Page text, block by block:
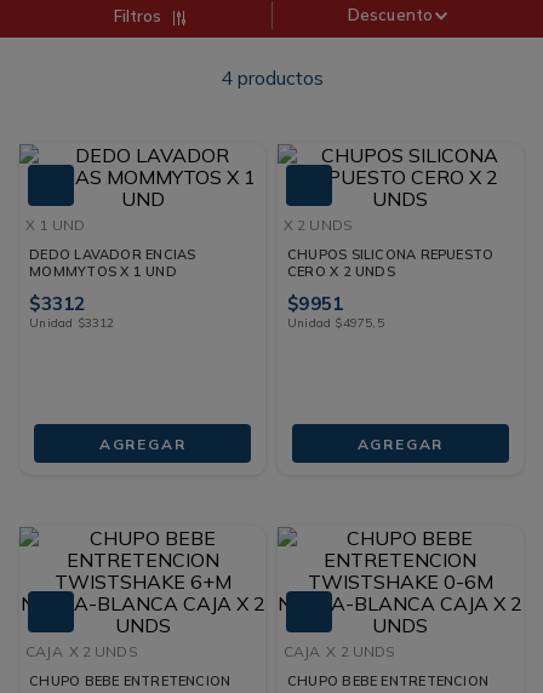
Filtros Descuento
4 productos
X 1 UND
DEDO LAVADOR ENCIAS
MOMMYTOS X 1 UND
$3312
Unidad $3312
AGREGAR
X 2 UNDS
CHUPOS SILICONA REPUESTO
CERO X 2 UNDS
$9951
Unidad $4975, 5
AGREGAR
CAJA X 2 UNDS
CHUPO BEBE ENTRETENCION
CAJA X 2 UNDS
CHUPO BEBE ENTRETENCION